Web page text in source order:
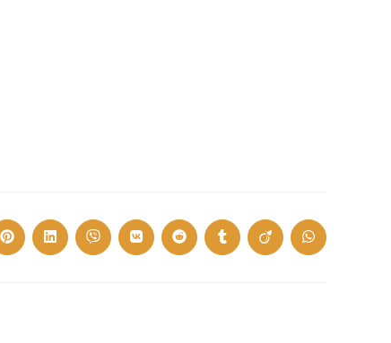
Opens
in
Opens
in
Opens
in
Opens
in
Opens
in
Opens
in
Opens
in
Opens
in